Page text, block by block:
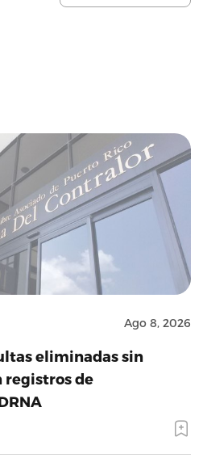
Ago 8, 2026
eliminadas sin
registros de